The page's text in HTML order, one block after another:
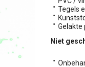
Tegels
Gelakte
Niet